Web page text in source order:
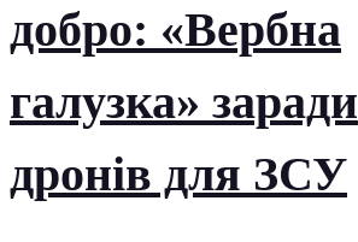
добро: «Вербна
галузка» заради
дронів для ЗСУ